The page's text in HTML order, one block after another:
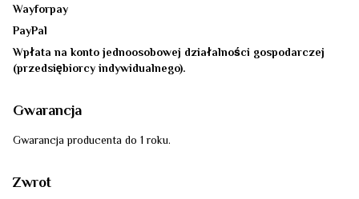
Wayforpay
PayPal
Wpłata na konto jednoosobowej działalności gospodarczej
(przedsiębiorcy indywidualnego).
Gwarancja
Gwarancja producenta do 1 roku.
Zwrot